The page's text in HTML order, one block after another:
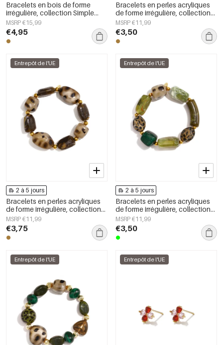
Bracelets en bois de forme
irrégulière, collection Simple
Daily Simple, bijoux pour
femmes
MSRP €15,99
€4,95
Bracelets en perles acryliques
de forme irrégulière, collection
Simple Daily Simple, bijoux pour
femmes
MSRP €11,99
€3,50
Entrepôt de l'UE
2 à 5 jours
Bracelets en perles acryliques
de forme irrégulière, collection
Simple Daily Simple, bijoux pour
femmes
MSRP €11,99
€3,75
Entrepôt de l'UE
2 à 5 jours
Bracelets en perles acryliques
de forme irrégulière, collection
Simple Daily Simple, bijoux pour
femmes
MSRP €11,99
€3,50
Entrepôt de l'UE Entrepôt de l'UE